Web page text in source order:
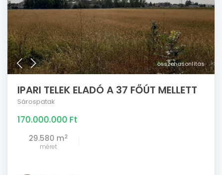
összehasonlítás
IPARI TELEK ELADÓ A 37 FŐÚT MELLETT
Sárospatak
170.000.000 Ft
29.580 m2
méret